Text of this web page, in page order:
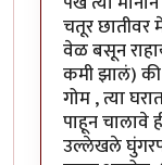
चतूर छातीवर
वेळ बसून
कमी झालं) की
गोम , त्या
पाहून चालावे
उल्लेखले